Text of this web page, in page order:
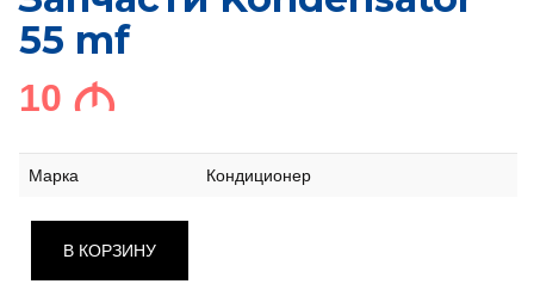
55 mf
10 M
Марка Кондиционер
В КОРЗИНУ